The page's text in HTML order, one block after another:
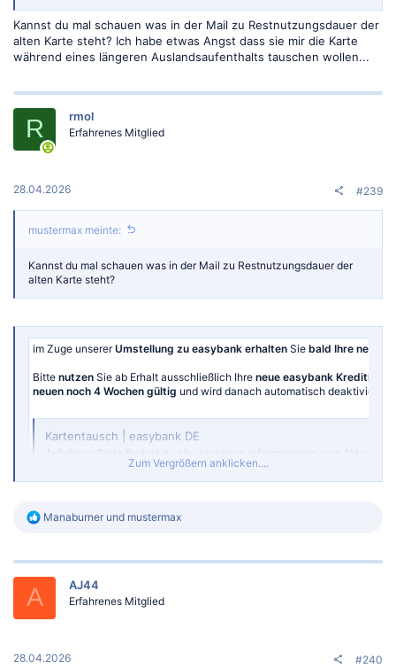
Kannst du mal schauen was in der Mail zu Restnutzungsdauer der
alten Karte steht? Ich habe etwas Angst dass sie mir die Karte
während eines längeren Auslandsaufenthalts tauschen wollen...
R rmol
Erfahrenes Mitglied
28.04.2026 #239
mustermax meinte:
Kannst du mal schauen was in der Mail zu Restnutzungsdauer der
alten Karte steht?
im Zuge unsererUmstellung zu easybank erhalten Sie bald Ihre neue
Bitte nutzen Sie ab Erhalt ausschließlich Ihre neue easybank Kreditkarte
neuen noch 4 Wochen gültig und wird danach automatisch deaktiviert.
Kartentausch | easybank DE
Auf dieser Seite findest du alle wichtigen Informationen zum Ablauf
www.easybank.de
Zum Vergrößern anklicken....
R
k
o
:
Manaburner und mustermax
A AJ44
Erfahrenes Mitglied
28.04.2026 #240